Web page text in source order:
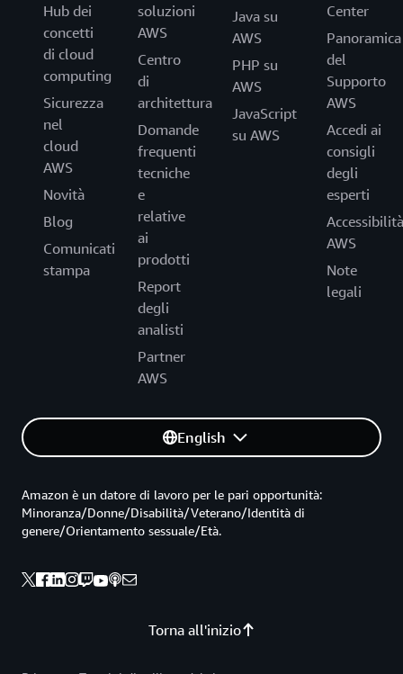
Hub dei
concetti
di cloud
computing
Sicurezza
nel
cloud
AWS
Novità
Blog
Comunicati
stampa
soluzioni
AWS
Centro
di
architettura
Domande
frequenti
tecniche
e
relative
ai
prodotti
Report
degli
analisti
Partner
AWS
Java su
AWS
PHP su
AWS
JavaScript
su AWS
Center
Panoramica
del
Supporto
AWS
Accedi ai
consigli
degli
esperti
Accessibilità
AWS
Note
legali
English
Torna all'inizio
Amazon è un datore di lavoro per le pari opportunità:
Minoranza/Donne/Disabilità/Veterano/Identità di
genere/Orientamento sessuale/Età.